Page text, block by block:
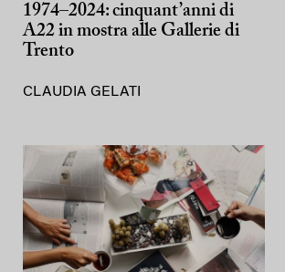
1974–2024: cinquant’anni di
A22 in mostra alle Gallerie di
Trento
CLAUDIA GELATI